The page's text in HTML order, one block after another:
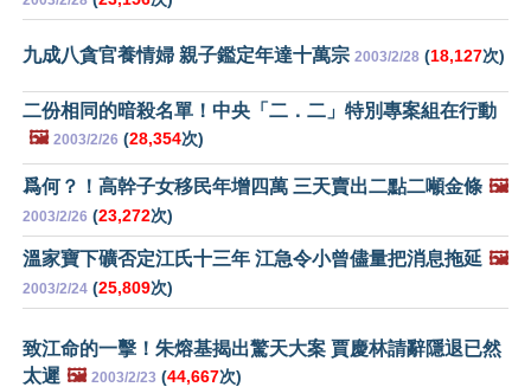
九成八貪官養情婦 親子鑑定年達十萬宗 2003/2/28 (18,127次)
二份相同的暗殺名單！中央「二．二」特別專案組在行動
🖼️ 2003/2/26 (28,354次)
爲何？！高幹子女移民年增四萬 三天賣出二點二噸金條 🖼️
2003/2/26 (23,272次)
溫家寶下礦否定江氏十三年 江急令小曾儘量把消息拖延 🖼️
2003/2/24 (25,809次)
致江命的一擊！朱熔基揭出驚天大案 賈慶林請辭隱退已然
太遲 🖼️ 2003/2/23 (44,667次)